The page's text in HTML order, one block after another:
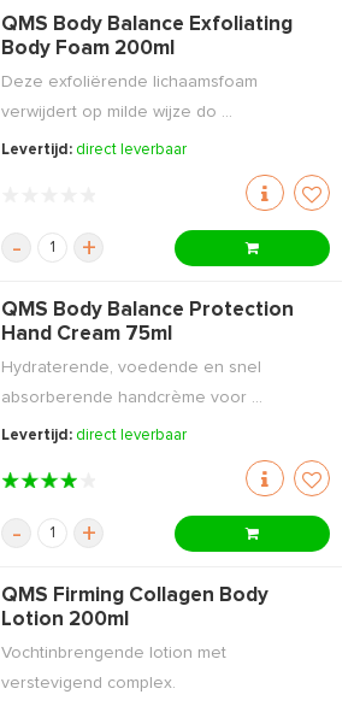
QMS Body Balance Exfoliating
Body Foam 200ml
Deze exfoliërende lichaamsfoam
verwijdert op milde wijze do ...
Levertijd: direct leverbaar
- +
QMS Body Balance Protection
Hand Cream 75ml
Hydraterende, voedende en snel
absorberende handcrème voor ...
Levertijd: direct leverbaar
- +
QMS Firming Collagen Body
Lotion 200ml
Vochtinbrengende lotion met
verstevigend complex.